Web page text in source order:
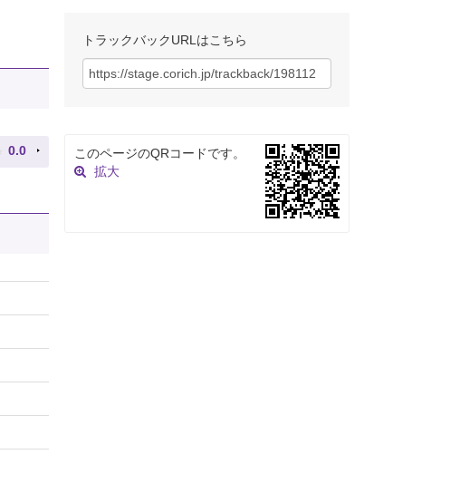
0.0
トラックバックURLはこちら
このページのQRコードです。
拡大